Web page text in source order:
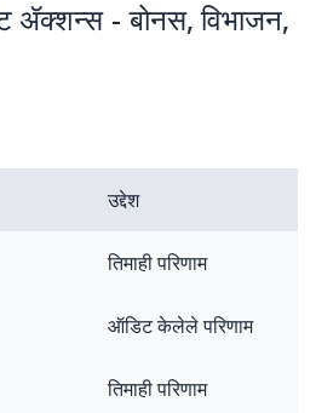
ॲक्शन्स - बोनस, विभाजन,
उद्देश
तिमाही परिणाम
ऑडिट केलेले परिणाम
तिमाही परिणाम